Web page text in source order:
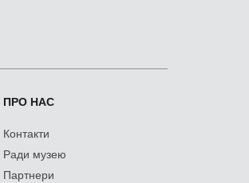
ПРО НАС
Контакти
Ради музею
Партнери